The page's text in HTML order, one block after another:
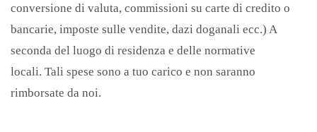
conversione di valuta, commissioni su carte di credito o
bancarie, imposte sulle vendite, dazi doganali ecc.) A
seconda del luogo di residenza e delle normative
locali. Tali spese sono a tuo carico e non saranno
rimborsate da noi.